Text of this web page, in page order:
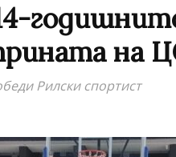
на
Рилски спортист